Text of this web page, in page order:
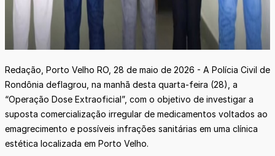
Redação, Porto Velho RO, 28 de maio de 2026 - A Polícia Civil de
Rondônia deflagrou, na manhã desta quarta-feira (28), a
“Operação Dose Extraoficial”, com o objetivo de investigar a
suposta comercialização irregular de medicamentos voltados ao
emagrecimento e possíveis infrações sanitárias em uma clínica
estética localizada em Porto Velho.